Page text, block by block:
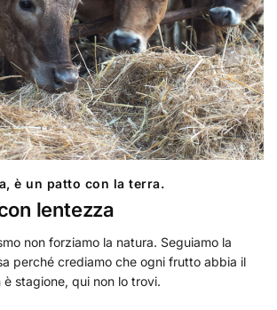
è un patto con la terra.
lentezza
non forziamo la natura. Seguiamo la
perché crediamo che ogni frutto abbia il
è stagione, qui non lo trovi.